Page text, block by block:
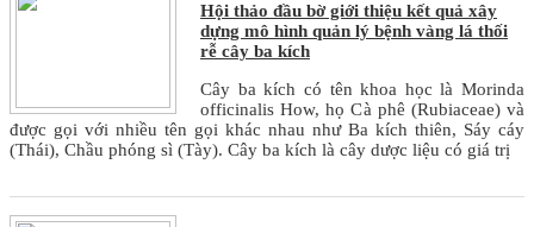
Hội thảo đầu bờ giới thiệu kết quả xây
dựng mô hình quản lý bệnh vàng lá thối
rễ cây ba kích
Cây ba kích có tên khoa học là Morinda
officinalis How, họ Cà phê (Rubiaceae) và
được gọi với nhiều tên gọi khác nhau như Ba kích thiên, Sáy cáy
(Thái), Chầu phóng sì (Tày). Cây ba kích là cây dược liệu có giá trị